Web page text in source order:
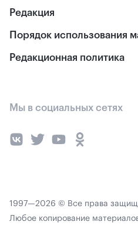
Редакция
Порядок использования
Редакционная политика
Мы в социальных сетях
1997—2026 © Все права
Любое копирование